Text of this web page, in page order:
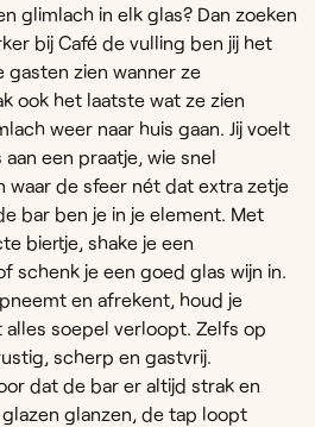
glimlach in elk glas? Dan zoeken
bij Café de vulling ben jij het
zien wanner ze
ook het laatste wat ze zien
weer naar huis gaan. Jij voelt
een praatje, wie snel
waar de sfeer nét dat extra zetje
bar ben je in je element. Met
biertje, shake je een
schenk je een goed glas wijn in.
en afrekent, houd je
soepel verloopt. Zelfs op
scherp en gastvrij.
dat de bar er altijd strak en
glanzen, de tap loopt